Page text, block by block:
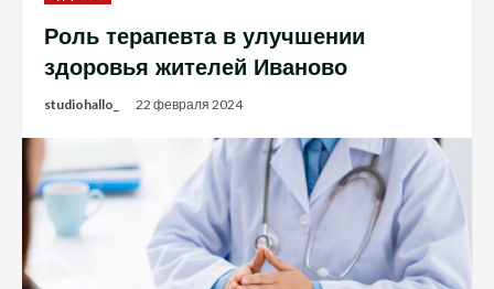
Роль терапевта в улучшении
здоровья жителей Иваново
studiohallo_ 22 февраля 2024